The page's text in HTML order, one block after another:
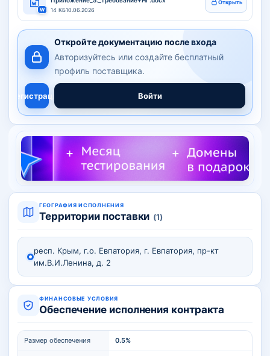
W 14 КБ10.06.2026
Открыть
Откройте документацию после входа
Авторизуйтесь или создайте бесплатный
профиль поставщика.
Регистрация Войти
ГЕОГРАФИЯ ИСПОЛНЕНИЯ
Территории поставки (1)
респ. Крым, г.о. Евпатория, г. Евпатория, пр-кт
им.В.И.Ленина, д. 2
ФИНАНСОВЫЕ УСЛОВИЯ
Обеспечение исполнения контракта
Размер обеспечения 0.5%